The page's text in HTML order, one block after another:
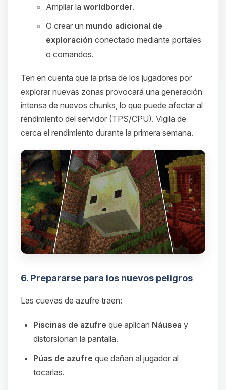
Ampliar la worldborder.
O crear un mundo adicional de
exploración conectado mediante portales
o comandos.
Ten en cuenta que la prisa de los jugadores por
explorar nuevas zonas provocará una generación
intensa de nuevos chunks, lo que puede afectar al
rendimiento del servidor (TPS/CPU). Vigila de
cerca el rendimiento durante la primera semana.
6. Prepararse para los nuevos peligros
Las cuevas de azufre traen:
Piscinas de azufre que aplican Náusea y
distorsionan la pantalla.
Púas de azufre que dañan al jugador al
tocarlas.